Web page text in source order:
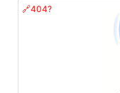
🔗404?